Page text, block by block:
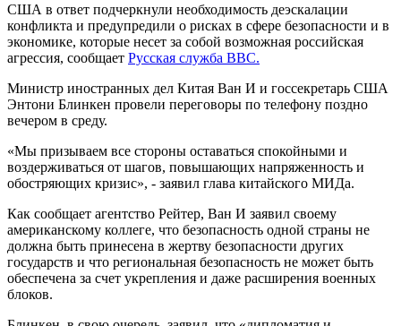
США в ответ подчеркнули необходимость деэскалации
конфликта и предупредили о рисках в сфере безопасности и в
экономике, которые несет за собой возможная российская
агрессия, сообщает Русская служба ВВС.
Министр иностранных дел Китая Ван И и госсекретарь США
Энтони Блинкен провели переговоры по телефону поздно
вечером в среду.
«Мы призываем все стороны оставаться спокойными и
воздерживаться от шагов, повышающих напряженность и
обостряющих кризис», - заявил глава китайского МИДа.
Как сообщает агентство Рейтер, Ван И заявил своему
американскому коллеге, что безопасность одной страны не
должна быть принесена в жертву безопасности других
государств и что региональная безопасность не может быть
обеспечена за счет укрепления и даже расширения военных
блоков.